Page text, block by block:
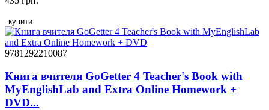
купити
9781292210087
Книга вчителя GoGetter 4 Teacher's Book with
MyEnglishLab and Extra Online Homework +
DVD...